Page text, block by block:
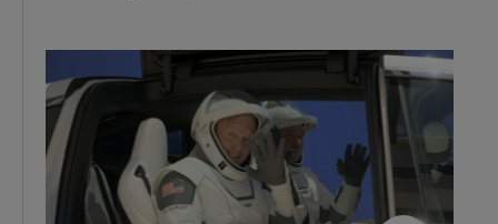
Agrandir
l'image